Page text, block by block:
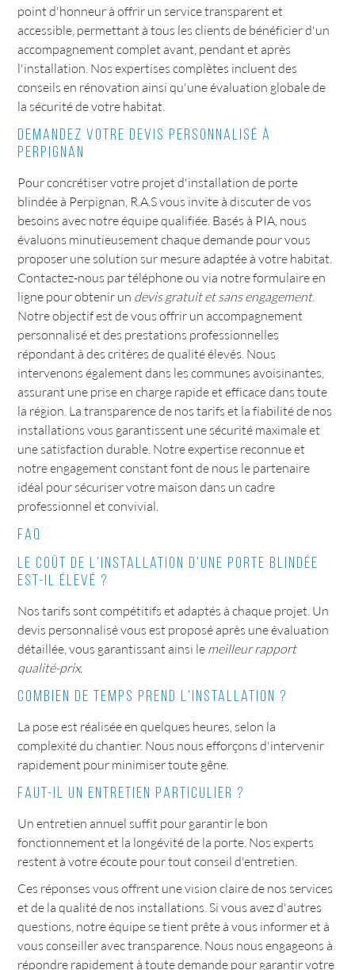
point d'honneur à offrir un service transparent et
accessible, permettant à tous les clients de bénéficier d'un
accompagnement complet avant, pendant et après
l'installation. Nos expertises complètes incluent des
conseils en rénovation ainsi qu'une évaluation globale de
la sécurité de votre habitat.
Demandez votre devis personnalisé à
Perpignan
Pour concrétiser votre projet d'installation de porte
blindée à Perpignan, R.A.S vous invite à discuter de vos
besoins avec notre équipe qualifiée. Basés à PIA, nous
évaluons minutieusement chaque demande pour vous
proposer une solution sur mesure adaptée à votre habitat.
Contactez-nous par téléphone ou via notre formulaire en
ligne pour obtenir un devis gratuit et sans engagement.
Notre objectif est de vous offrir un accompagnement
personnalisé et des prestations professionnelles
répondant à des critères de qualité élevés. Nous
intervenons également dans les communes avoisinantes,
assurant une prise en charge rapide et efficace dans toute
la région. La transparence de nos tarifs et la fiabilité de nos
installations vous garantissent une sécurité maximale et
une satisfaction durable. Notre expertise reconnue et
notre engagement constant font de nous le partenaire
idéal pour sécuriser votre maison dans un cadre
professionnel et convivial.
FAQ
Le coût de l'installation d'une porte blindée
est-il élevé ?
Nos tarifs sont compétitifs et adaptés à chaque projet. Un
devis personnalisé vous est proposé après une évaluation
détaillée, vous garantissant ainsi le meilleur rapport
qualité-prix.
Combien de temps prend l'installation ?
La pose est réalisée en quelques heures, selon la
complexité du chantier. Nous nous efforçons d'intervenir
rapidement pour minimiser toute gêne.
Faut-il un entretien particulier ?
Un entretien annuel suffit pour garantir le bon
fonctionnement et la longévité de la porte. Nos experts
restent à votre écoute pour tout conseil d'entretien.
Ces réponses vous offrent une vision claire de nos services
et de la qualité de nos installations. Si vous avez d'autres
questions, notre équipe se tient prête à vous informer et à
vous conseiller avec transparence. Nous nous engageons à
répondre rapidement à toute demande pour garantir votre